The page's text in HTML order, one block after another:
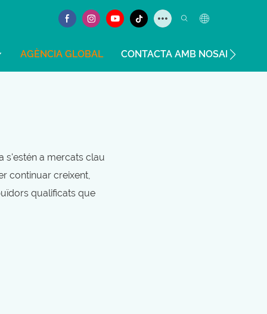
AGÈNCIA GLOBAL CONTACTA AMB NOSALTRES
s'estén a mercats clau
continuar creixent,
qualificats que